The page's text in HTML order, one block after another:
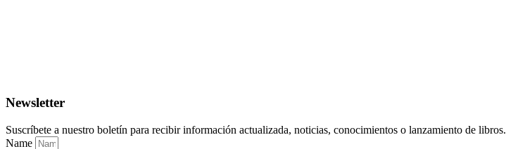
Newsletter
Suscríbete a nuestro boletín para recibir información actualizada, noticias, conocimientos o lanzamiento de libros.
Name